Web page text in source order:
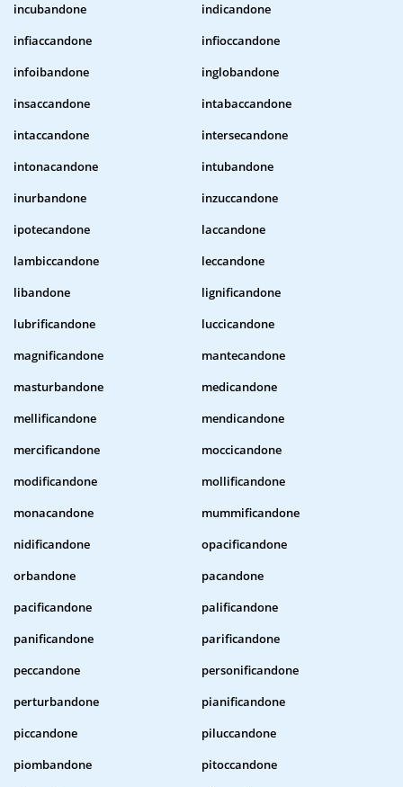
incubandone
indicandone
infiaccandone
infioccandone
infoibandone
inglobandone
insaccandone
intabaccandone
intaccandone
intersecandone
intonacandone
intubandone
inurbandone
inzuccandone
ipotecandone
laccandone
lambiccandone
leccandone
libandone
lignificandone
lubrificandone
luccicandone
magnificandone
mantecandone
masturbandone
medicandone
mellificandone
mendicandone
mercificandone
moccicandone
modificandone
mollificandone
monacandone
mummificandone
nidificandone
opacificandone
orbandone
pacandone
pacificandone
palificandone
panificandone
parificandone
peccandone
personificandone
perturbandone
pianificandone
piccandone
piluccandone
piombandone
pitoccandone